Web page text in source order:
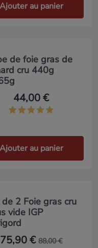
Ajouter au panier
de foie gras de
cru 440g
44,00 €
Ajouter au panier
2 Foie gras cru
vide IGP
75,90 € 88,00 €